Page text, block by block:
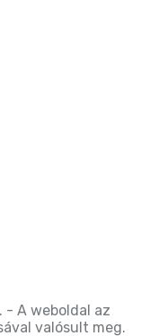
- A weboldal az
valósult meg.